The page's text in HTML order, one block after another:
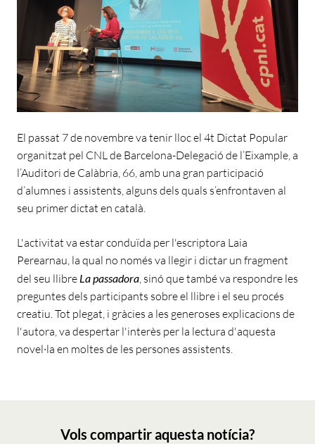
El passat 7 de novembre va tenir lloc el 4t Dictat Popular
organitzat pel CNL de Barcelona-Delegació de l’Eixample, a
l’Auditori de Calàbria, 66, amb una gran participació
d’alumnes i assistents, alguns dels quals s’enfrontaven al
seu primer dictat en català.
L'activitat va estar conduïda per l'escriptora Laia
Perearnau, la qual no només va llegir i dictar un fragment
del seu llibre La passadora, sinó que també va respondre les
preguntes dels participants sobre el llibre i el seu procés
creatiu. Tot plegat, i gràcies a les generoses explicacions de
l'autora, va despertar l'interès per la lectura d'aquesta
novel·la en moltes de les persones assistents.
Vols compartir aquesta notícia?